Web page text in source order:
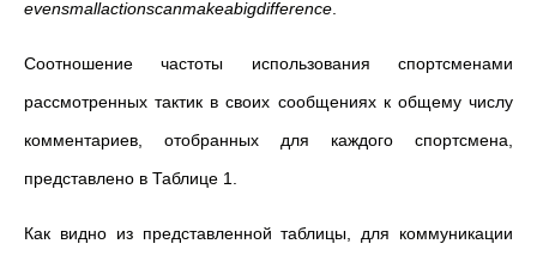
evensmallactionscanmakeabigdifference
Соотношение частоты использования спортсменами
рассмотренных тактик в своих сообщениях к общему числу
комментариев, отобранных для каждого спортсмена,
представлено в Таблице 1.
Как видно из представленной таблицы, для коммуникации